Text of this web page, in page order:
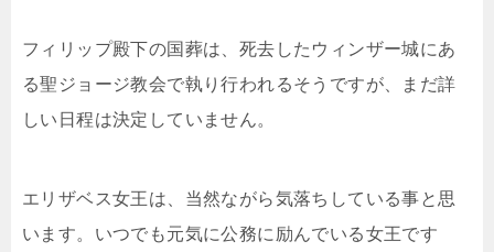
フィリップ殿下の国葬は、死去したウィンザー城にあ
る聖ジョージ教会で執り行われるそうですが、まだ詳
しい日程は決定していません。
エリザベス女王は、当然ながら気落ちしている事と思
います。いつでも元気に公務に励んでいる女王です